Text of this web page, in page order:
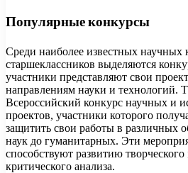
Популярные конкурсы
Среди наиболее известных научных
старшеклассников выделяются
участники представляют свои
направлениям науки и технологий.
Всероссийский конкурс научных и
проектов, участники которого
защитить свои работы в различных
наук до гуманитарных. Эти
способствуют развитию
критического анализа.